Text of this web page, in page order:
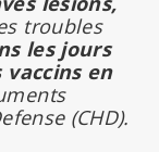
troubles
les jours
en
(CHD).